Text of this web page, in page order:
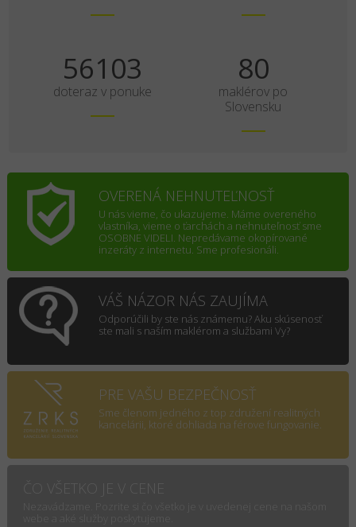
70129
doteraz v ponuke
100
maklérov po
Slovensku
OVERENÁ NEHNUTEĽNOSŤ
U nás vieme, čo ukazujeme. Máme overeného
vlastníka, vieme o ťarchách a nehnuteľnosť sme
OSOBNE VIDELI. Nepredávame okopírované
inzeráty z internetu. Sme profesionáli.
VÁŠ NÁZOR NÁS ZAUJÍMA
Odporúčili by ste nás známemu? Aku skúsenosť
ste mali s naším maklérom a službami Vy?
PRE VAŠU BEZPEČNOSŤ
Sme členom jedného z top združení realitných
kancelárii, ktoré dohliada na férove fungovanie.
ČO VŠETKO JE V CENE